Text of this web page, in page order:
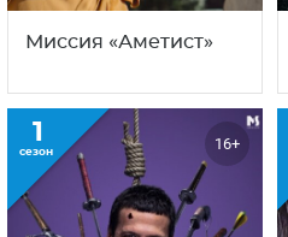
Миссия «Аметист»
1
сезон 16+